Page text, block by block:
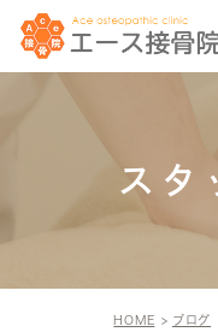
スタ
HOME ブログ